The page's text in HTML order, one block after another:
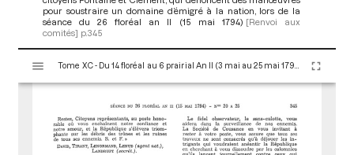
pour soustraire un domaine d’émigré à la nation, lors de la
séance du 26 floréal an II (15 mai 1794) [Renvoi aux
comités] p.345
s